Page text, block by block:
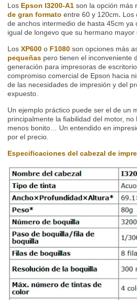
Los Epson I3200-A1 son la opción más
de gran formato entre 60 y 120cm. Los
de anchos intermedio de hasta 45cm
igual de longevo que su hermano mayor
Los XP600 o F1080 son opciones más
pequeñas pero tienen el inconveniente
generación para impresoras de
compromiso comercial de Epson hacia
de las necesidades de impresión y del
expuesto.
Un ejemplo práctico puede ser el de un
principalmente la fiabilidad del motor,
menos bonito… Un entendido en
por el precio.
Especificaciones del cabezal de